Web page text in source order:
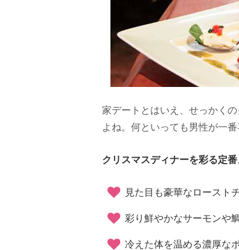
家デートとはいえ、せっかく
よね。何といっても男性が一
クリスマスディナーを彩る定
見た目も豪華なロースト
彩り鮮やかなサーモンや
冷えた体を温める濃厚な